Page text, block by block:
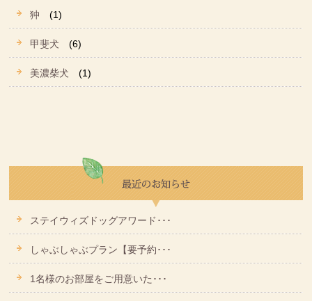
狆 (1)
甲斐犬 (6)
美濃柴犬 (1)
ステイウィズドッグアワード･･･
しゃぶしゃぶプラン【要予約･･･
1名様のお部屋をご用意いた･･･